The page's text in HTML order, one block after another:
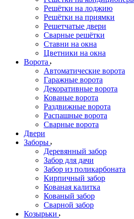
Решётки на лоджию
Решётки на приямки
Решетчатые двери
Сварные решётки
Ставни на окна
Цветники на окна
Ворота
Автоматические ворота
Гаражные ворота
Декоративные ворота
Кованые ворота
Раздвижные ворота
Распашные ворота
Сварные ворота
Двери
Заборы
Деревянный забор
Забор для дачи
Забор из поликарбоната
Кирпичный забор
Кованая калитка
Кованый забор
Сварной забор
Козырьки